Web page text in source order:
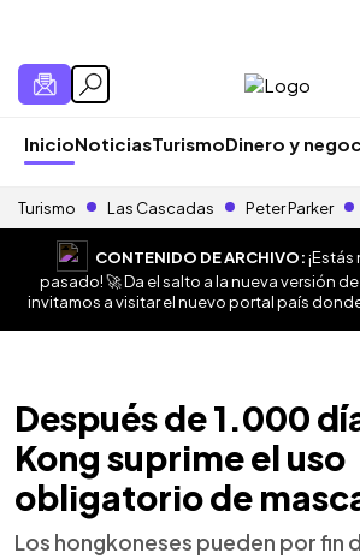
InicioNoticiasTurismoDinero y
Turismo Las Cascadas Peter Parker
CONTENIDO DE ARCHIVO:
pasado! 🚀 Da el salto a la nueva versión de
invitamos a visitar el nuevo portal país
Después de 1.000
Kong suprime el uso
obligatorio de
Los hongkoneses pueden por fin